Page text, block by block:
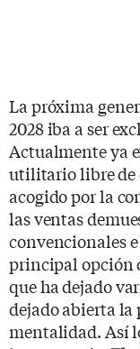
La próxima
2028 iba a ser
Actualmente ya
utilitario libre de
acogido por la
las ventas
convencionales
principal opción
que ha dejado
dejado abierta la
mentalidad. Así